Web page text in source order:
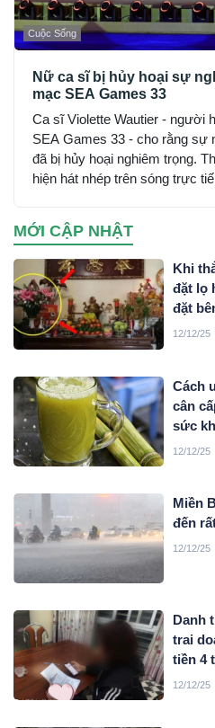
Cuộc Sống
Nữ ca sĩ bị hủy hoại sự
mạc SEA Games 33
Ca sĩ Violette Wautier - người
SEA Games 33 - cho rằng sự
đã bị hủy hoại nghiêm trọng.
hiện hát nhép trên sóng trực
MỚI CẬP NHẬT
Khi
đặt lọ
đặt
12/12/25
Cách
cân
sức
12/12/25
Miền
đến
12/12/25
Danh
trai
tiền 4
12/12/25